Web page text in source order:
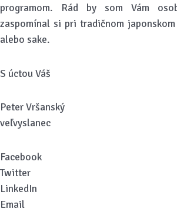
programom. Rád by som Vám
zaspomínal si pri tradičnom
alebo sake.
S úctou Váš
Peter Vršanský
veľvyslanec
Facebook
Twitter
LinkedIn
Email